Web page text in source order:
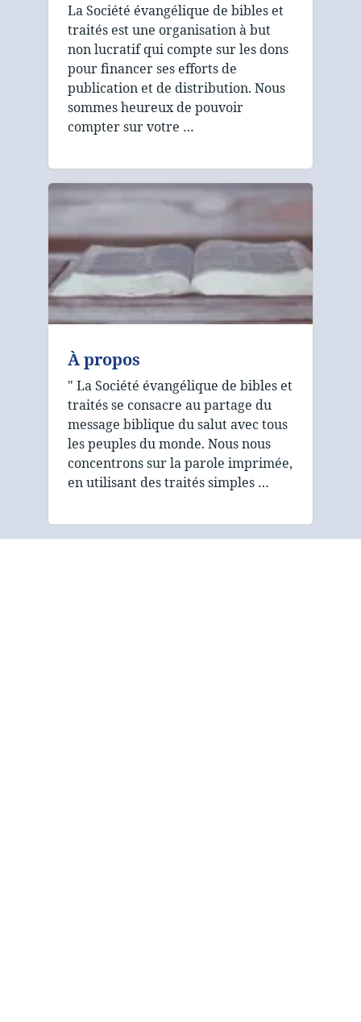
La Société évangélique de bibles et
traités est une organisation à but
non lucratif qui compte sur les dons
pour financer ses efforts de
publication et de distribution. Nous
sommes heureux de pouvoir
compter sur votre …
À propos
" La Société évangélique de bibles et
traités se consacre au partage du
message biblique du salut avec tous
les peuples du monde. Nous nous
concentrons sur la parole imprimée,
en utilisant des traités simples …